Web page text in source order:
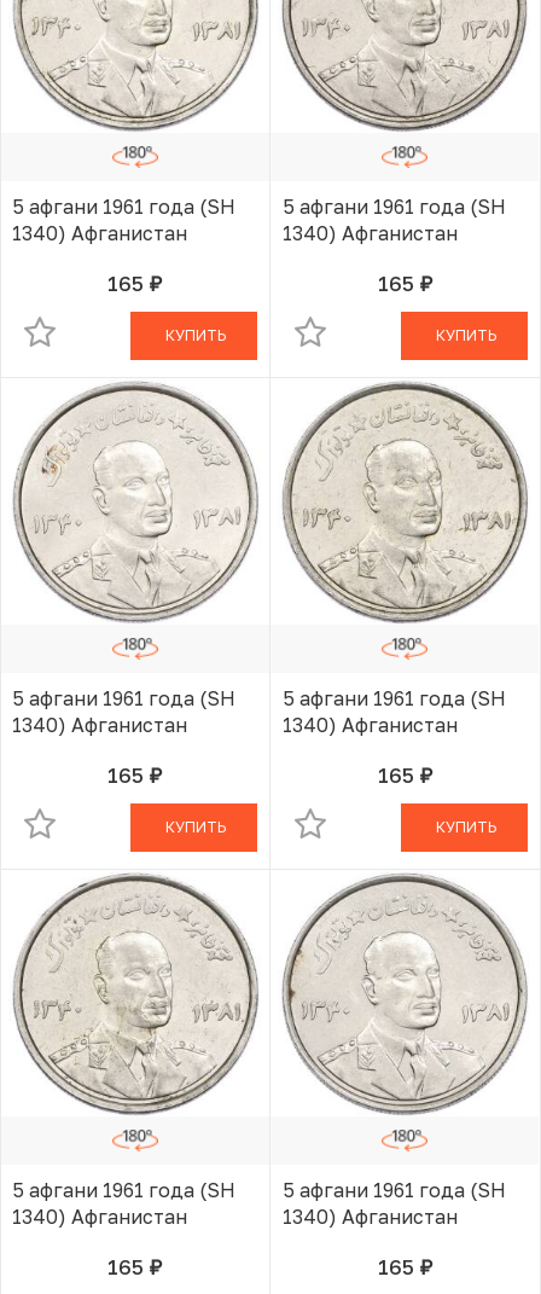
5 афгани 1961 года (SH
1340) Афганистан
165 руб.В КОРЗИНЕ
КУПИТЬ
5 афгани 1961 года (SH
1340) Афганистан
165 руб.В КОРЗИНЕ
КУПИТЬ
5 афгани 1961 года (SH
1340) Афганистан
165 руб.В КОРЗИНЕ
КУПИТЬ
5 афгани 1961 года (SH
1340) Афганистан
165 руб.В КОРЗИНЕ
КУПИТЬ
5 афгани 1961 года (SH
1340) Афганистан
165 руб.В КОРЗИНЕ
5 афгани 1961 года (SH
1340) Афганистан
165 руб.В КОРЗИНЕ